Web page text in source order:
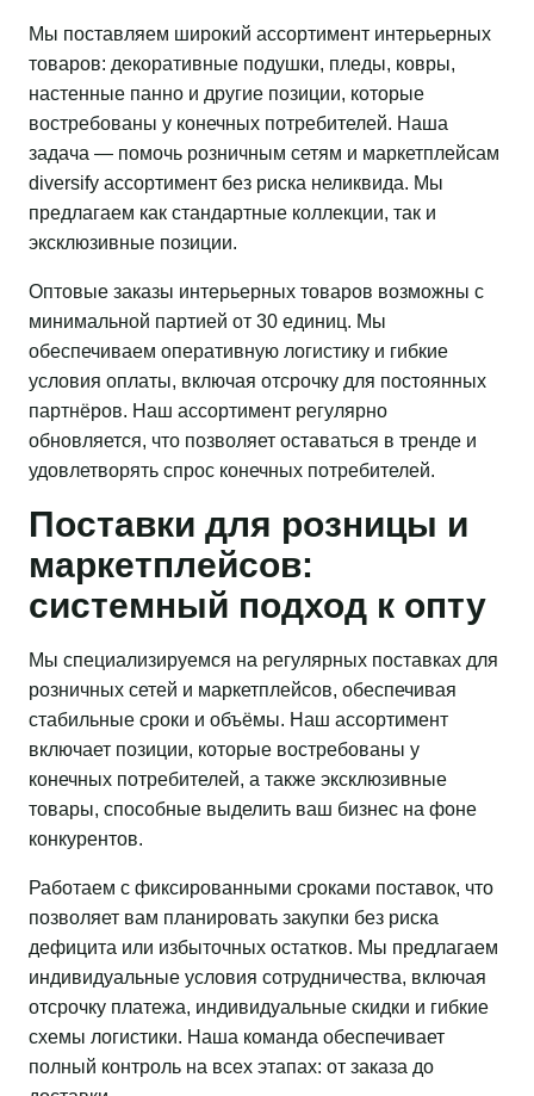
Мы поставляем широкий ассортимент интерьерных
товаров: декоративные подушки, пледы, ковры,
настенные панно и другие позиции, которые
востребованы у конечных потребителей. Наша
задача — помочь розничным сетям и маркетплейсам
diversify ассортимент без риска неликвида. Мы
предлагаем как стандартные коллекции, так и
эксклюзивные позиции.
Оптовые заказы интерьерных товаров возможны с
минимальной партией от 30 единиц. Мы
обеспечиваем оперативную логистику и гибкие
условия оплаты, включая отсрочку для постоянных
партнёров. Наш ассортимент регулярно
обновляется, что позволяет оставаться в тренде и
удовлетворять спрос конечных потребителей.
Поставки для розницы и
маркетплейсов:
системный подход к опту
Мы специализируемся на регулярных поставках для
розничных сетей и маркетплейсов, обеспечивая
стабильные сроки и объёмы. Наш ассортимент
включает позиции, которые востребованы у
конечных потребителей, а также эксклюзивные
товары, способные выделить ваш бизнес на фоне
конкурентов.
Работаем с фиксированными сроками поставок, что
позволяет вам планировать закупки без риска
дефицита или избыточных остатков. Мы предлагаем
индивидуальные условия сотрудничества, включая
отсрочку платежа, индивидуальные скидки и гибкие
схемы логистики. Наша команда обеспечивает
полный контроль на всех этапах: от заказа до